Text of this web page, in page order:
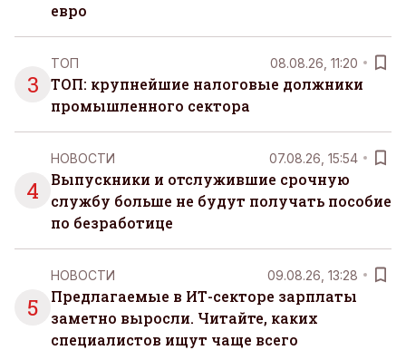
евро
3
ТОП 08.08.26, 11:20
ТОП: крупнейшие налоговые должники
промышленного сектора
4
НОВОСТИ 07.08.26, 15:54
Выпускники и отслужившие срочную
службу больше не будут получать пособие
по безработице
5
НОВОСТИ 09.08.26, 13:28
Предлагаемые в ИТ-секторе зарплаты
заметно выросли. Читайте, каких
специалистов ищут чаще всего